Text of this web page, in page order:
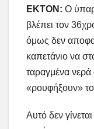
ΕΚΤΟΝ: Ο
βλέπει τον
όμως δεν
καπετάνιο να
ταραγμένα νερά
«ρουφήξουν»
Αυτό δεν